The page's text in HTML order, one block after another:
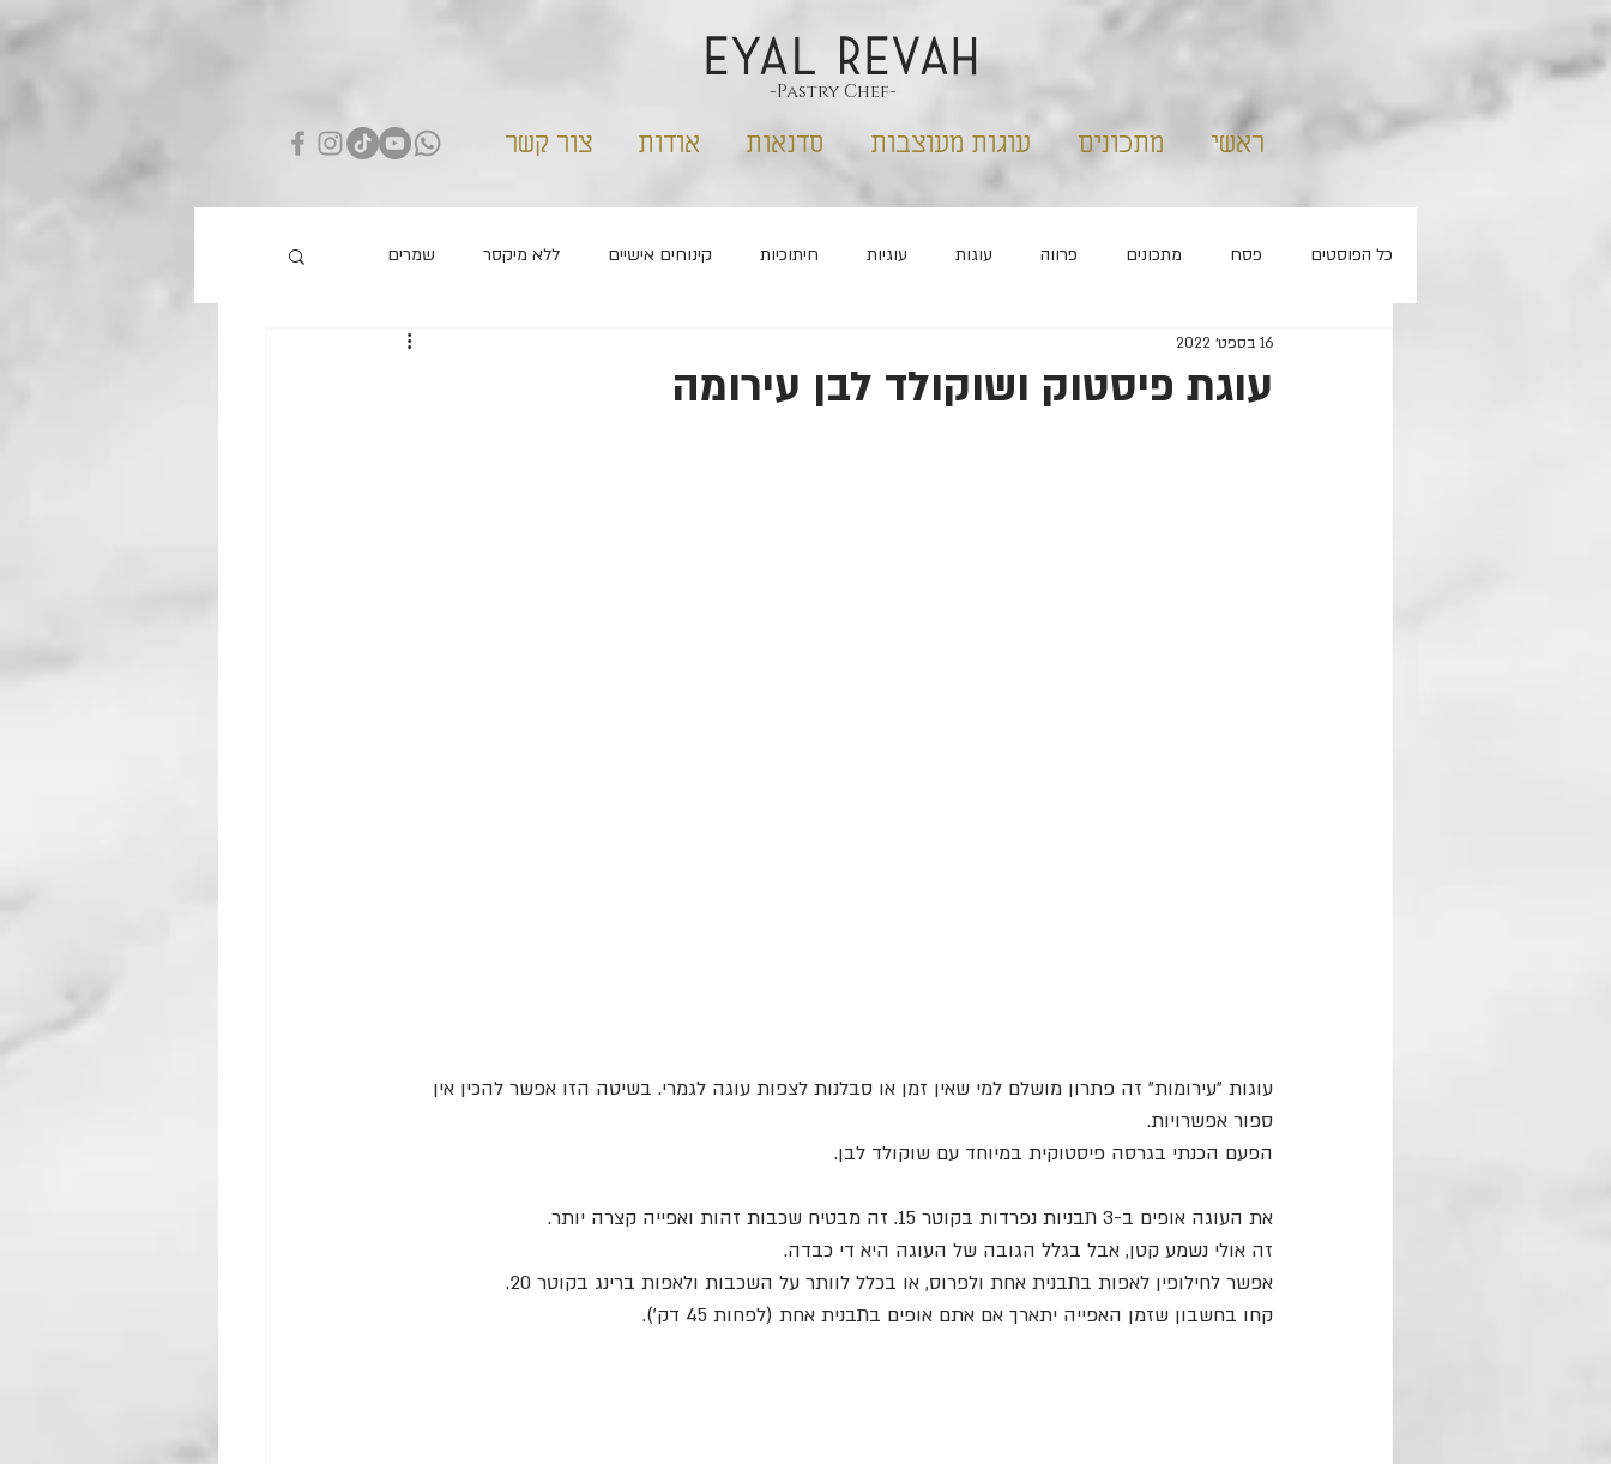
EYAL REVAH
-Pastry Chef-
ראשי מתכונים עוגות מעוצבות סדנאות אודות צור קשר
כל הפוסטים פסח מתכונים פרווה עוגות עוגיות חיתוכיות קינוחים אישיים ללא מיקסר שמרים
ללא סוכר
עוגת פיסטוק ושוקולד לבן עירומה
16 בספט׳ 2022
עוגות ״עירומות״ זה פתרון מושלם למי שאין זמן או סבלנות לצפות עוגה לגמרי. בשיטה הזו אפשר להכין אין
ספור אפשרויות.
הפעם הכנתי בגרסה פיסטוקית במיוחד עם שוקולד לבן.
את העוגה אופים ב-3 תבניות נפרדות בקוטר 15. זה מבטיח שכבות זהות ואפייה קצרה יותר.
זה אולי נשמע קטן, אבל בגלל הגובה של העוגה היא די כבדה.
אפשר לחילופין לאפות בתבנית אחת ולפרוס, או בכלל לוותר על השכבות ולאפות ברינג בקוטר 20.
קחו בחשבון שזמן האפייה יתארך אם אתם אופים בתבנית אחת (לפחות 45 דק׳).